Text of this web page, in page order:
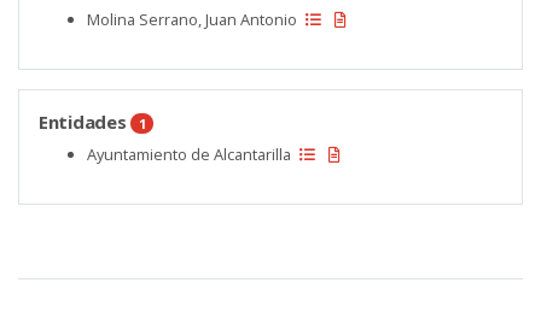
Molina Serrano, Juan Antonio
Entidades 1
Ayuntamiento de Alcantarilla